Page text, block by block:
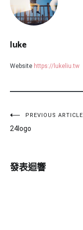
luke
Website https://lukeliu.tw
文
章
導
覽
PREVIOUS ARTICLE
24logo
發表迴響